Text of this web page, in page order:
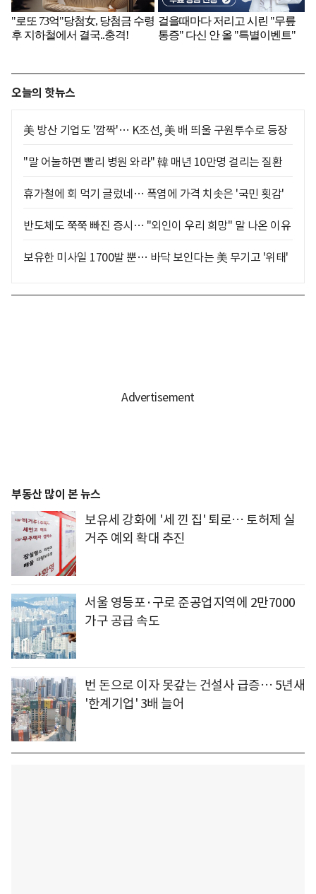
오늘의 핫뉴스
美 방산 기업도 '깜짝'… K조선, 美 배 띄울 구원투수로 등장
"말 어눌하면 빨리 병원 와라" 韓 매년 10만명 걸리는 질환
휴가철에 회 먹기 글렀네… 폭염에 가격 치솟은 '국민 횟감'
반도체도 쭉쭉 빠진 증시… "외인이 우리 희망" 말 나온 이유
보유한 미사일 1700발 뿐… 바닥 보인다는 美 무기고 '위태'
부동산 많이 본 뉴스
보유세 강화에 '세 낀 집' 퇴로… 토허제 실
거주 예외 확대 추진
서울 영등포·구로 준공업지역에 2만7000
가구 공급 속도
번 돈으로 이자 못갚는 건설사 급증… 5년새
'한계기업' 3배 늘어